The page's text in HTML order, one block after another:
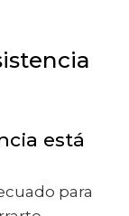
está
para